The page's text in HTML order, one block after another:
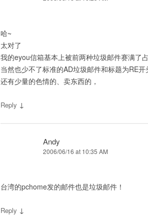
哈~
太对了
我的eyou信箱基本上被前两种垃圾邮件赛满了占
当然也少不了标准的AD垃圾邮件和标题为RE开
还有少量的色情的、卖东西的，
Reply ↓
Andy
2006/06/16 at 10:35 AM
台湾的pchome发的邮件也是垃圾邮件！
Reply ↓